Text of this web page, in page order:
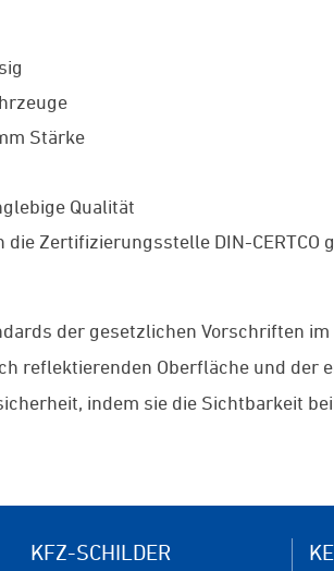
Stärke
Qualität
Zertifizierungsstelle DIN-CERTCO
der gesetzlichen Vorschriften
reflektierenden Oberfläche und der
indem sie die Sichtbarkeit
KFZ-SCHILDER